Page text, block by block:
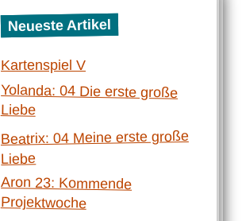
Neueste Artikel
Kartenspiel V
Yolanda: 04 Die erste große
Liebe
Beatrix: 04 Meine erste große
Liebe
Aron 23: Kommende
Projektwoche